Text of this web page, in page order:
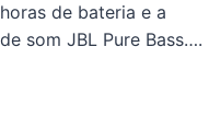
de bateria e a
som JBL Pure Bass….